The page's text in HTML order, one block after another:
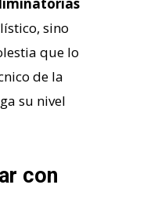
sino
que lo
de la
su nivel
con